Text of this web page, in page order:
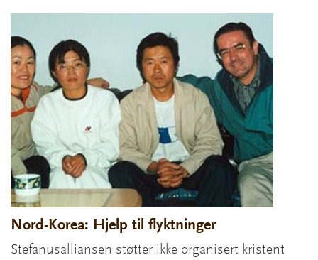
Nord-Korea: Hjelp til flyktninger
Stefanusalliansen støtter ikke organisert kristent